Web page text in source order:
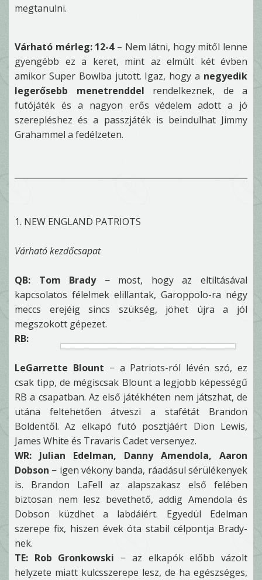
megtanulni.
Várható mérleg: 12-4– Nem látni, hogy mitől lenne
gyengébb ez a keret, mint az elmúlt két évben
amikor Super Bowlba jutott. Igaz, hogy a negyedik
legerősebb menetrenddel rendelkeznek, de a
futójáték és a nagyon erős védelem adott a jó
szerepléshez és a passzjáték is beindulhat Jimmy
Grahammel a fedélzeten.
1. NEW ENGLAND PATRIOTS
Várható kezdőcsapat
QB: Tom Brady− most, hogy az eltiltásával
kapcsolatos félelmek elillantak, Garoppolo-ra négy
meccs erejéig sincs szükség, jöhet újra a jól
megszokott gépezet.
RB:
LeGarrette Blount − a Patriots-ról lévén szó, ez
csak tipp, de mégiscsak Blount a legjobb képességű
RB a csapatban. Az első játékhéten nem játszhat, de
utána feltehetően átveszi a stafétát Brandon
Boldentől. Az elkapó futó posztjáért Dion Lewis,
James White és Travaris Cadet versenyez.
WR: Julian Edelman, Danny Amendola, Aaron
Dobson − igen vékony banda, ráadásul sérülékenyek
is. Brandon LaFell az alapszakasz első felében
biztosan nem lesz bevethető, addig Amendola és
Dobson küzdhet a labdáiért. Egyedül Edelman
szerepe fix, hiszen évek óta stabil célpontja Brady-
nek.
TE: Rob Gronkowski − az elkapók előbb vázolt
helyzete miatt kulcsszerepe lesz, de ha egészséges,